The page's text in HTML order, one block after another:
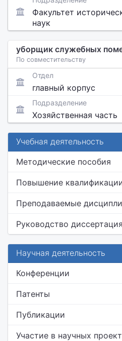
Факультет
наук
уборщик служебных
По совместительству
Отдел
главный корпус
Подразделение
Хозяйственная часть
Учебная деятельность
Методические пособия
Повышение
Преподаваемые
Руководство
Научная деятельность
Конференции
Патенты
Публикации
Участие в научных